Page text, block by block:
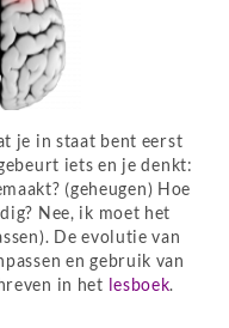
je in staat bent eerst
iets en je denkt:
(geheugen) Hoe
Nee, ik moet het
De evolutie van
en gebruik van
in het lesboek.